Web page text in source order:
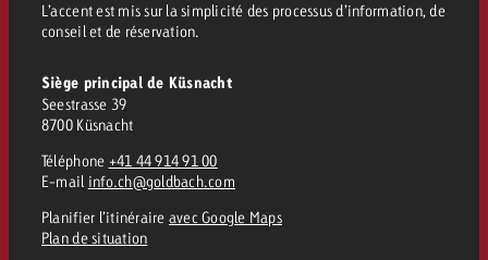
L’accent est mis sur la simplicité des processus d’information, de
conseil et de réservation.
Siège principal de Küsnacht
Seestrasse 39
8700 Küsnacht
Téléphone +41 44 914 91 00
E-mail info.ch@goldbach.com
Planifier l’itinéraire avec Google Maps
Plan de situation